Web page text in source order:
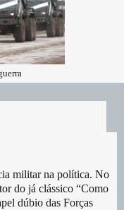
militar na política. No
do já clássico “Como
dúbio das Forças